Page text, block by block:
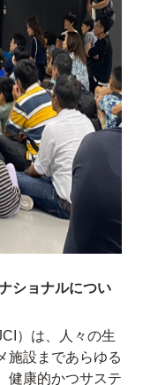
ショナルについ
）は、人々の生
施設まであらゆる
健康的かつサステ